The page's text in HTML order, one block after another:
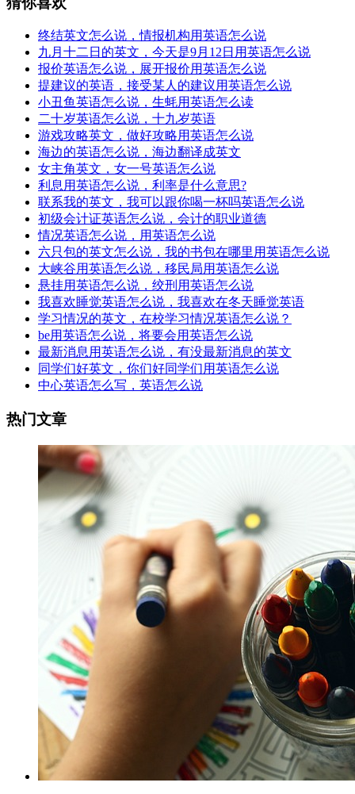
终结英文怎么说，情报机构用英语怎么说
九月十二日的英文，今天是9月12日用英语怎么说
报价英语怎么说，展开报价用英语怎么说
提建议的英语，接受某人的建议用英语怎么说
小丑鱼英语怎么说，生蚝用英语怎么读
二十岁英语怎么说，十九岁英语
游戏攻略英文，做好攻略用英语怎么说
海边的英语怎么说，海边翻译成英文
女主角英文，女一号英语怎么说
利息用英语怎么说，利率是什么意思?
联系我的英文，我可以跟你喝一杯吗英语怎么说
初级会计证英语怎么说，会计的职业道德
情况英语怎么说，用英语怎么说
六只包的英文怎么说，我的书包在哪里用英语怎么说
大峡谷用英语怎么说，移民局用英语怎么说
悬挂用英语怎么说，绞刑用英语怎么说
我喜欢睡觉英语怎么说，我喜欢在冬天睡觉英语
学习情况的英文，在校学习情况英语怎么说？
be用英语怎么说，将要会用英语怎么说
最新消息用英语怎么说，有没最新消息的英文
同学们好英文，你们好同学们用英语怎么说
中心英语怎么写，英语怎么说
热门文章